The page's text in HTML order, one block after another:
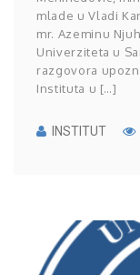
mlade u Vladi
mr. Azeminu
Univerziteta u
razgovora
Instituta u […]
INSTITUT